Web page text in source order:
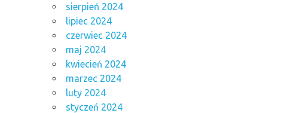
sierpień 2024
lipiec 2024
czerwiec 2024
maj 2024
kwiecień 2024
marzec 2024
luty 2024
styczeń 2024